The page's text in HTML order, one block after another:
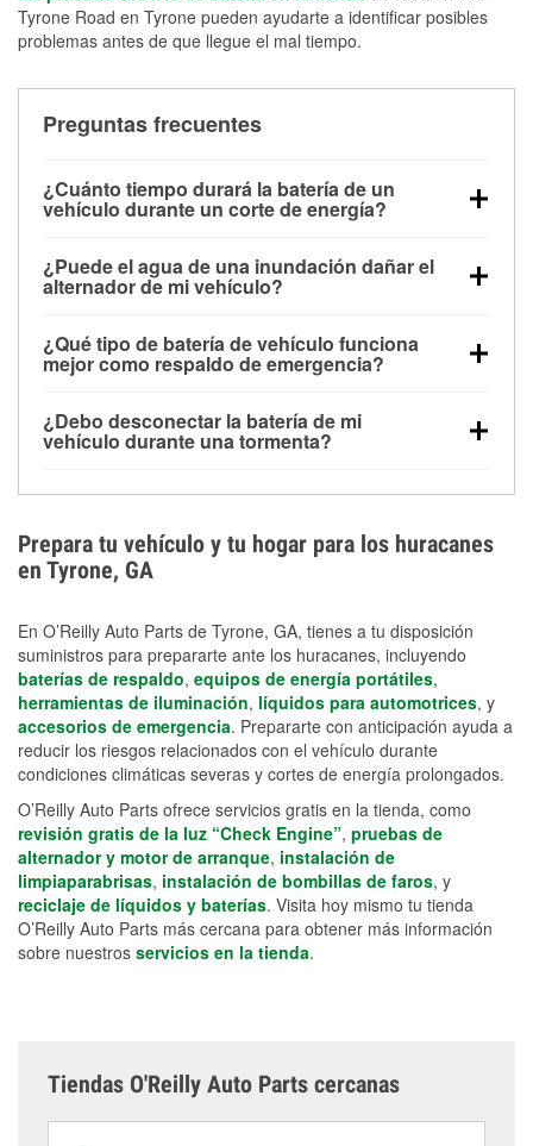
Tyrone Road en Tyrone pueden ayudarte a identificar posibles
problemas antes de que llegue el mal tiempo.
Preguntas frecuentes
¿Cuánto tiempo durará la batería de un
vehículo durante un corte de energía?
alimentar pequeños accesorios durante un tiempo
limitado, pero el uso repetido sin conducir el vehículo
contar con un equipo de carga de respaldo para
cortes prolongados.
¿Puede el agua de una inundación dañar el
alternador de mi vehículo?
parte baja del compartimento del motor y pueden
dañarse si se sumergen, lo que puede provocar una
días después de la exposición.
¿Qué tipo de batería de vehículo funciona
mejor como respaldo de emergencia?
para aplicaciones de ciclo profundo porque son
selladas, resistentes a las vibraciones y más
¿Debo desconectar la batería de mi
vehículo durante una tormenta?
los daños por inundación. Evitar el agua estancada y
preparar opciones de carga de respaldo son
medidas de protección más efectivas.
Prepara tu vehículo y tu hogar para los huracanes
en Tyrone, GA
En O’Reilly Auto Parts de Tyrone, GA, tienes a tu disposición
suministros para prepararte ante los huracanes, incluyendo
baterías de respaldo, equipos de energía portátiles,
herramientas de iluminación, líquidos para automotrices, y
accesorios de emergencia. Prepararte con anticipación ayuda a
reducir los riesgos relacionados con el vehículo durante
condiciones climáticas severas y cortes de energía prolongados.
O’Reilly Auto Parts ofrece servicios gratis en la tienda, como
revisión gratis de la luz “Check Engine”, pruebas de
alternador y motor de arranque, instalación de
limpiaparabrisas, instalación de bombillas de faros, y
reciclaje de líquidos y baterías. Visita hoy mismo tu tienda
O’Reilly Auto Parts más cercana para obtener más información
sobre nuestros servicios en la tienda.
Tiendas O'Reilly Auto Parts cercanas